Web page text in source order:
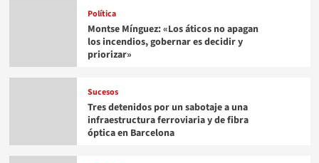
Política
Montse Mínguez: «Los áticos no apagan
los incendios, gobernar es decidir y
priorizar»
Sucesos
Tres detenidos por un sabotaje a una
infraestructura ferroviaria y de fibra
óptica en Barcelona